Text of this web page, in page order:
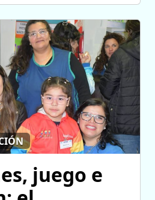
juego e